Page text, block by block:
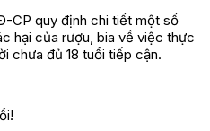
CP quy định chi tiết một số
hại của rượu, bia về việc thực
chưa đủ 18 tuổi tiếp cận.